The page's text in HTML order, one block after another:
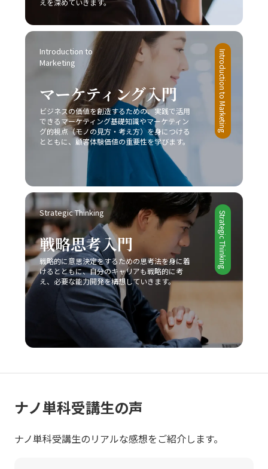
要性とその具体的な戦略について解説してきました。レッ
ドオーシャンとは、既存市場における激しい競争環境を指
し、価格競争や限られた市場シェア、利益率の低下といっ
たリスクが伴います。このような中で成功するためには、
他社との差別化、コストリーダーシップ、ニッチ戦略など
自社の強みを最大限に活かすアプローチが不可欠です。ま
た、デジタル技術や最新の市場動向を取り入れることで、
従来の戦略だけでなく新たなビジネスモデルの構築が求め
られています。 今後のビジネスシーンは、一層熾烈な競争
と急速な市場変化が予想されるため、レッドオーシャン 戦
い方においても、常に柔軟な発想と先を見据えた戦略が必
要です。成功事例に見ると、スターバックス、コカ・コー
ラ、トヨタ自動車などが、自社の独自性を武器にして激戦
区を勝ち抜いていることからも、自社の強みをしっかりと
把握し、独自の価値提案を行うことの重要性が理解できる
でしょう。さらに、競合他社との違いを明確にし、適切な
タイミングで戦略の見直しと改善を図ることで、どのよう
な厳しい市場環境でも勝利を掴むことが可能となります。
最終的に、レッドオーシャンの戦い方においては、単なる
生存戦略ではなく、今後も持続的な成長を実現するための
基盤として、企業やビジネスパーソン自身が常に学び、挑
戦し続ける姿勢が求められます。現代の急激な変革期にお
いて、若手ビジネスマンが自らのキャリアと企業の成長を
支えるためにも、戦略的思考と柔軟な対応力を身につけ、
レッドオーシャンの荒波を乗り越えるための確固たる手法
を確立することが今後の成功に直結すると言えるでしょ
で、徐々に「後回し癖の改善」の効果を実感できるはずで
す。 最終的には、先延ばし癖を克服し、時間とエネルギー
を有効活用するための意識改革が求められます。焦らず、
一歩一歩着実に、自己改善のプロセスを進めることが重要
です。皆さんが今後、業務上の課題を迅速かつ効果的に解
決し、自己成長を加速させる一助となることを心より願っ
ています。この取り組みが、豊かなキャリア形成と充実し
た人生への道を切り開くための大きな一歩となるでしょ
う。
Introduction to
Marketing
マーケティング入門
ビジネスの価値を創造するための、実践で活用
できるマーケティング基礎知識やマーケティン
グ的視点（モノの見方・考え方）を身につける
とともに、顧客体験価値の重要性を学びます。
Introduction to Marketing
Strategic Thinking
戦略思考入門
戦略的に意思決定をするための思考法を身に着
けるとともに、自分のキャリアも戦略的に考
え、必要な能力開発を構想していきます。
Strategic Thinking
ナノ単科受講生の声
ナノ単科受講生のリアルな感想をご紹介します。